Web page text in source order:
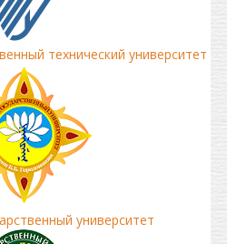
технический университет
университет